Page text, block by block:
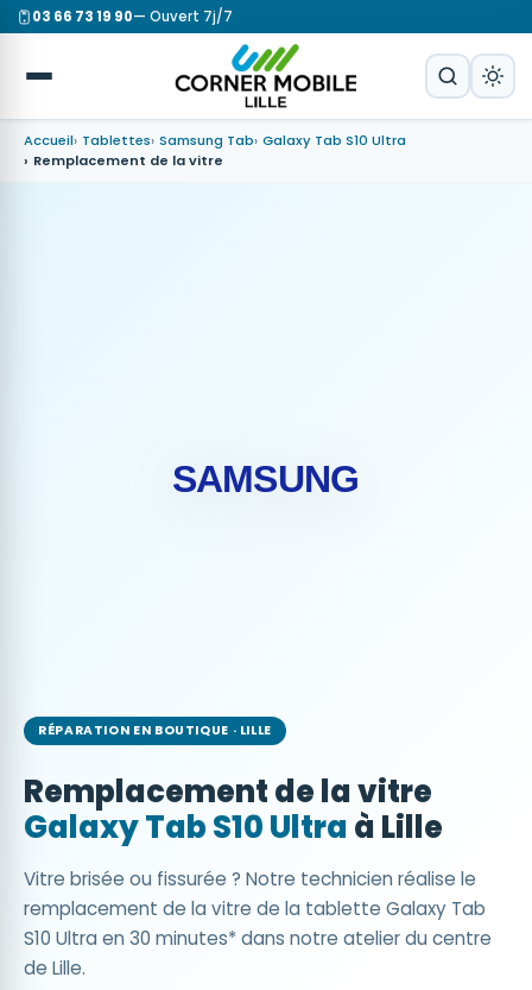
03 66 73 19 90— Ouvert 7j/7
Accueil Tablettes Samsung Tab Galaxy Tab S10 Ultra
Remplacement de la vitre
RÉPARATION EN BOUTIQUE · LILLE
Remplacement de la vitre
Galaxy Tab S10 Ultraà Lille
Vitre brisée ou fissurée ? Notre technicien réalise le
remplacement de la vitre de la tablette Galaxy Tab
S10 Ultra en 30 minutes* dans notre atelier du centre
de Lille.